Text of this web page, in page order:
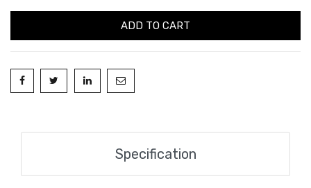
ADD TO CART
Specification